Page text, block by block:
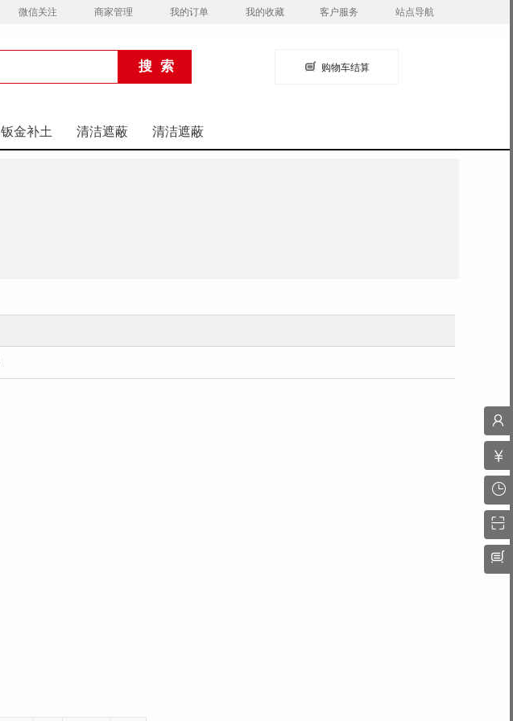
微信关注 商家管理 我的订单 我的收藏 客户服务 站点导航
购物车结算
钣金补土 清洁遮蔽 清洁遮蔽